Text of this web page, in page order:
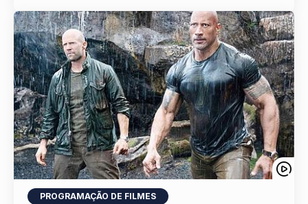
PROGRAMAÇÃO DE FILMES